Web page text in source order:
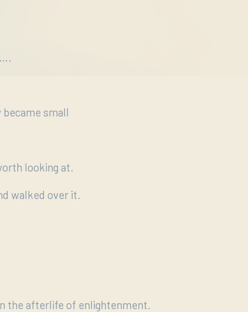
small
looking at.
walked over it.
the afterlife of enlightenment.